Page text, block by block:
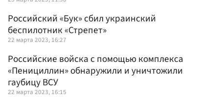
Российский «Бук» сбил украинский
беспилотник «Стрепет»
22 марта 2023, 16:27
Российские войска с помощью комплекса
«Пенициллин» обнаружили и уничтожили
гаубицу ВСУ
22 марта 2023, 16:15